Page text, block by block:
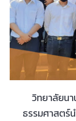
วิทยาลัยน
ธรรมศาสตร์